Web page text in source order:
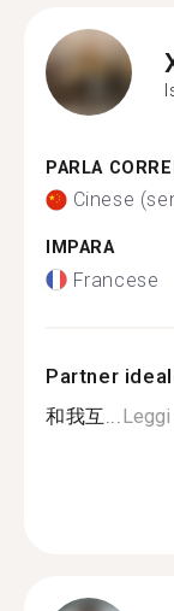
PARLA
Cinese
IMPARA
Francese
Partner
和我互...